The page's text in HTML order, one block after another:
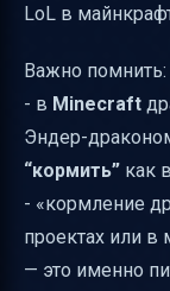
LoL в
Важно помнить:
- в Minecraft
Эндер-
“кормить” как
- «кормление
проектах или в
— это именно